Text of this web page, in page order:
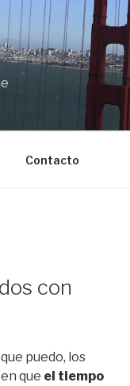
Contacto
con
puedo, los
que el tiempo